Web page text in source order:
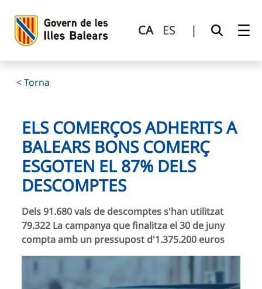
CA ES |
< Torna
ELS COMERÇOS ADHERITS A
BALEARS BONS COMERÇ
ESGOTEN EL 87% DELS
DESCOMPTES
Dels 91.680 vals de descomptes s'han utilitzat
79.322 La campanya que finalitza el 30 de juny
compta amb un pressupost d'1.375.200 euros